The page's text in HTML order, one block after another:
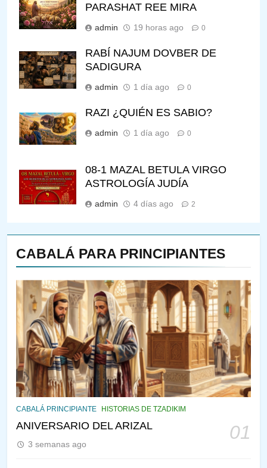
CABALÁ PARA PRINCIPIANTES
CABALÁ PRINCIPIANTE HISTORIAS DE TZADIKIM
ANIVERSARIO DEL ARIZAL 01
3 semanas ago
144
¿QUIÉN ES SABIO? EL QUE
VE LO QUE VA A NACER
PENSAMIENTO JUDÍO PIRKEI AVOT
145
CABALÁ Y JASIDUT: EL
CONSEJO DE LOS PADRES
PARASHAT REE MIRA
admin 19 horas ago 0
RABÍ NAJUM DOVBER DE
SADIGURA
admin 1 día ago 0
RAZI ¿QUIÉN ES SABIO?
admin 1 día ago 0
08-1 MAZAL BETULA VIRGO
ASTROLOGÍA JUDÍA
admin 4 días ago 2